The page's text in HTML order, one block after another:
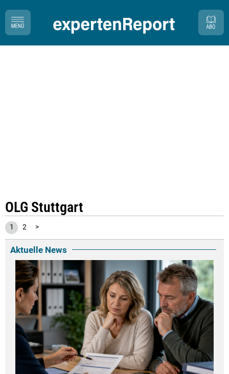
OLG Stuttgart
1 2 >
Aktuelle News